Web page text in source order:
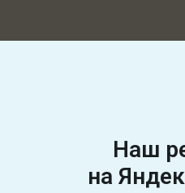
Наш
на